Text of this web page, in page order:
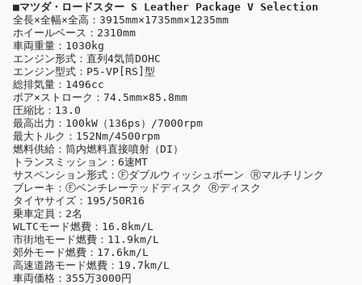
全長×全幅×全高：3915mm×1735mm×1235mm
ホイールベース：2310mm
車両重量：1030kg
エンジン形式：直列4気筒DOHC
エンジン型式：P5-VP[RS]型
総排気量：1496cc
ボア×ストローク：74.5mm×85.8mm
圧縮比：13.0
最高出力：100kW（136ps）/7000rpm
最大トルク：152Nm/4500rpm
燃料供給：筒内燃料直接噴射（DI）
トランスミッション：6速MT
サスペンション形式：Ⓕダブルウィッシュボーン Ⓡマルチリンク
ブレーキ：Ⓕベンチレーテッドディスク Ⓡディスク
タイヤサイズ：195/50R16
乗車定員：2名
WLTCモード燃費：16.8km/L
市街地モード燃費：11.9km/L
郊外モード燃費：17.6km/L
高速道路モード燃費：19.7km/L
車両価格：355万3000円